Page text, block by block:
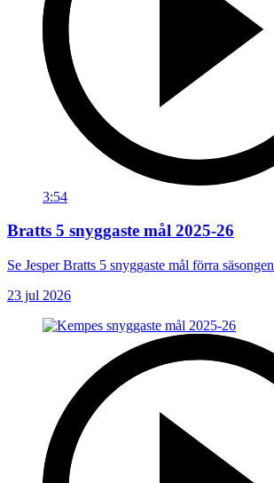
3:54
Bratts 5 snyggaste mål 2025-26
Se Jesper Bratts 5 snyggaste mål förra säsongen
23 jul 2026